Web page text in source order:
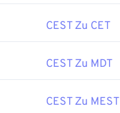
CEST Zu CET
CEST Zu MDT
CEST Zu MEST